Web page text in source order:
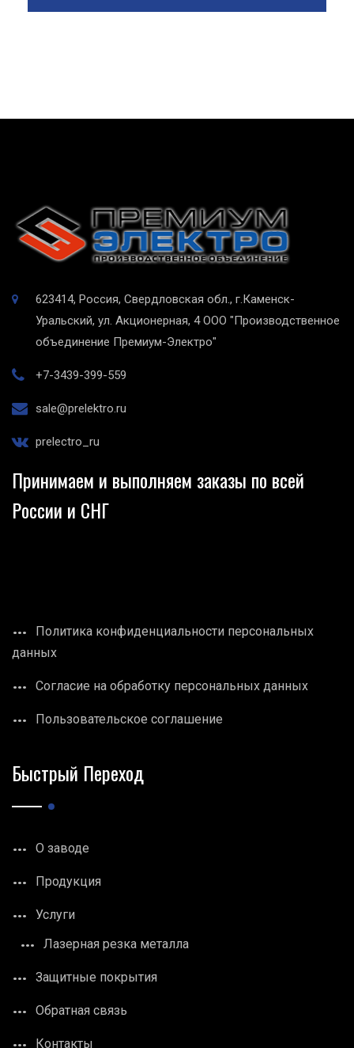
623414, Россия, Свердловская обл., г.Каменск-
Уральский, ул. Акционерная, 4 ООО "Производственное
объединение Премиум-Электро"
+7-3439-399-559
sale@prelektro.ru
prelectro_ru
Принимаем и выполняем заказы по всей
России и СНГ
Политика конфиденциальности персональных
данных
Согласие на обработку персональных данных
Пользовательское соглашение
Быстрый Переход
О заводе
Продукция
Услуги
Лазерная резка металла
Защитные покрытия
Обратная связь
Контакты